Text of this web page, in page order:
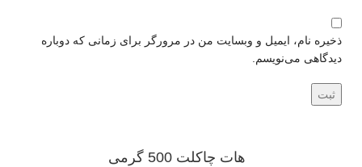
ذخیره نام، ایمیل و وبسایت من در مرورگر برای زمانی که دوباره
دیدگاهی می‌نویسم.
هات چاکلت 500 گرمی